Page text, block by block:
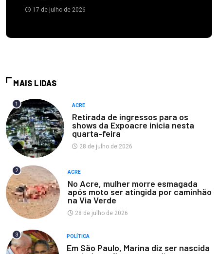
17 de julho de 2026
MAIS LIDAS
1 ACRE
Retirada de ingressos para os
shows da Expoacre inicia nesta
quarta-feira
28 de julho de 2026
2 ACRE
No Acre, mulher morre esmagada
após moto ser atingida por caminhão
na Via Verde
28 de julho de 2026
3 POLÍTICA
Em São Paulo, Marina diz ser nascida